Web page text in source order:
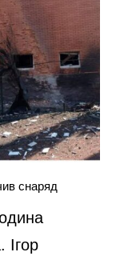
снаряд
Ігор